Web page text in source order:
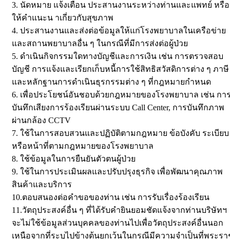
3. นัดหมาย แจ้งเตือน ประสานงานระหว่างท่านและแพทย์ หรือ
ให้คำแนะน าเกี่ยวกับสุขภาพ
4. ประสานงานและส่งต่อข้อมูลให้แก่โรงพยาบาลในเครือข่าย
และสถานพยาบาลอื่น ๆ ในกรณีที่มีการส่งต่อผู้ป่วย
5. ดำเนินกิจกรรมใดทางบัญชีและการเงิน เช่น การตรวจสอบ
บัญชี การแจ้งและเรียกเก็บหนี้การใช้สิทธิสวัสดิการต่าง ๆ ภาษี
และหลักฐานการดำเนินธุรกรรมต่าง ๆ ที่กฎหมายกำหนด
6. เพื่อประโยชน์อันชอบด้วยกฎหมายของโรงพยาบาล เช่น กา
บันทึกเสียงการร้องเรียนผ่านระบบ Call Center, การบันทึกภาพ
ผ่านกล้อง CCTV
7. ใช้ในการสอบสวนและปฏิบัติตามกฎหมาย ข้อบังคับ ระเบียบ
หรือหน้าที่ตามกฎหมายของโรงพยาบาล
8. ใช้ข้อมูลในการยืนยันตัวตนผู้ป่วย
9. ใช้ในการประเมินผลและปรับปรุงธุรกิจ เพื่อพัฒนาคุณภาพ
สินค้าและบริการ
10.ตอบสนองต่อคำขอของท่าน เช่น การรับเรื่องร้องเรียน
11.วัตถุประสงค์อื่น ๆ ที่ได้รับคำยินยอมชัดแจ้งจากท่านบริษัทฯ
จะไม่ใช้ข้อมูลส่วนบุคคลของท่านไปเพื่อวัตถุประสงค์อื่นนอก
เหนือจากที่ระบุไปข้างต้นยกเว้นในกรณีมีความจำเป็นที่พระร